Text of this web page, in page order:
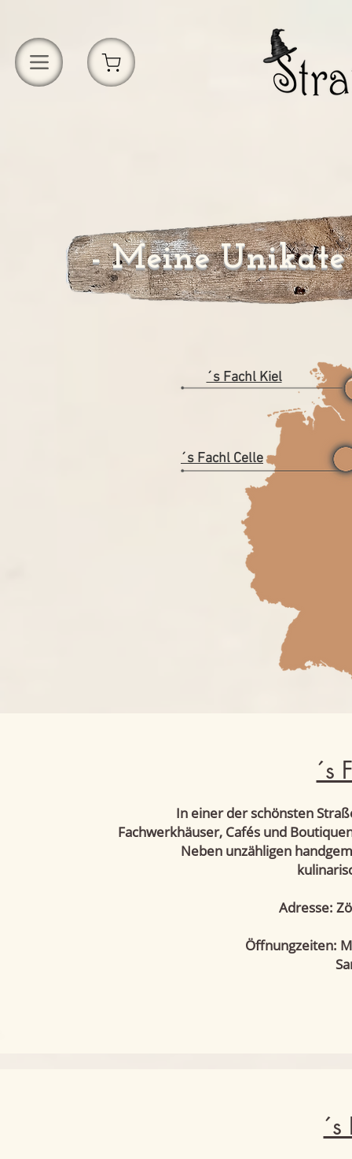
- Meine
´s Fachl Kiel
´s Fachl Celle
´s
In einer der schönsten
Fachwerkhäuser, Cafés und
Neben unzähligen
Adresse:
Öffnungzeiten: